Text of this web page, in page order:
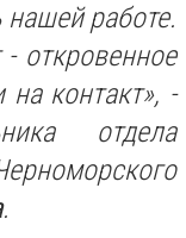
нашей работе.
- откровенное
контакт», -
отдела
.